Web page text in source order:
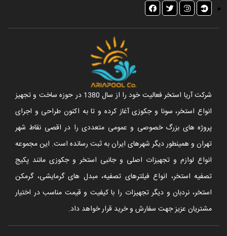
شرکت آریا استخر فعالیت خود را از سال 1380 در حوزه ساخت و تجهیز
انواع استخر، سونا و جکوزی آغاز کرده و تا به اکنون طراحی و اجرای
پروژه های بزرگ خصوصی و عمومی متعددی را در اقصی نقاط شهر
تهران و همینطور دیگر شهرهای ایران به ثبت رسانده است. این مجموعه
انواع لوازم و تجهیزات اصلی و جانبی استخر و جکوزی مانند پکیج
تصفیه استخر، انواع فیلترهای تصفیه، مبدل های گرمایشی، گرمکن
استخر، نردبان و دیگر تجهیزات را با کیفیت و قیمت مناسب در اختیار
مشتریان عزیز جهت سفارش و خرید قرار خواهد داد.